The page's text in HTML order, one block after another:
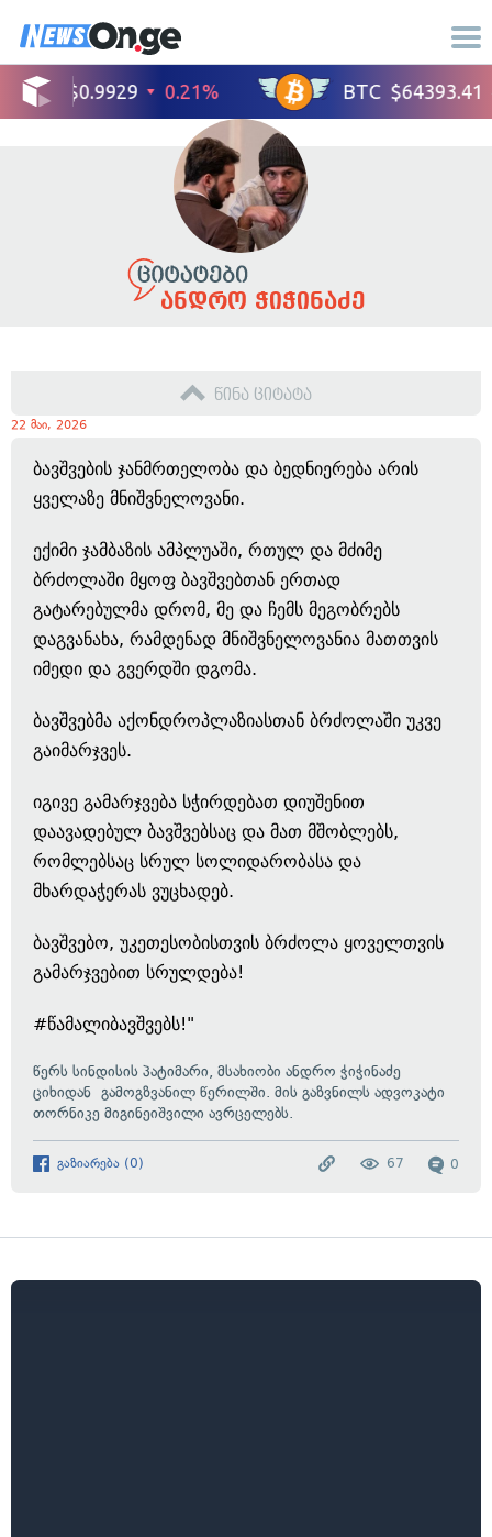
ანდრო ჭიჭინაძე
წინა ციტატა
22 მაი, 2026
ბავშვების ჯანმრთელობა და ბედნიერება არის
ყველაზე მნიშვნელოვანი.
ექიმი ჯამბაზის ამპლუაში, რთულ და მძიმე
ბრძოლაში მყოფ ბავშვებთან ერთად
გატარებულმა დრომ, მე და ჩემს მეგობრებს
დაგვანახა, რამდენად მნიშვნელოვანია მათთვის
იმედი და გვერდში დგომა.
ბავშვებმა აქონდროპლაზიასთან ბრძოლაში უკვე
გაიმარჯვეს.
იგივე გამარჯვება სჭირდებათ დიუშენით
დაავადებულ ბავშვებსაც და მათ მშობლებს,
რომლებსაც სრულ სოლიდარობასა და
მხარდაჭერას ვუცხადებ.
ბავშვებო, უკეთესობისთვის ბრძოლა ყოველთვის
გამარჯვებით სრულდება!
#წამალიბავშვებს!"
წერს სინდისის პატიმარი, მსახიობი ანდრო ჭიჭინაძე
ციხიდან გამოგზვანილ წერილში. მის გაზვნილს ადვოკატი
თორნიკე მიგინეიშვილი ავრცელებს.
გაზიარება (0) 0
67